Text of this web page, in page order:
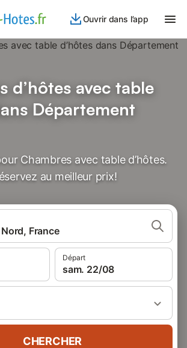
Ouvrir dans l’app
d’hôtes avec table
Département
Chambres avec table d’hôtes.
au meilleur prix!
France
Départ
sam. 22/08
CHERCHER